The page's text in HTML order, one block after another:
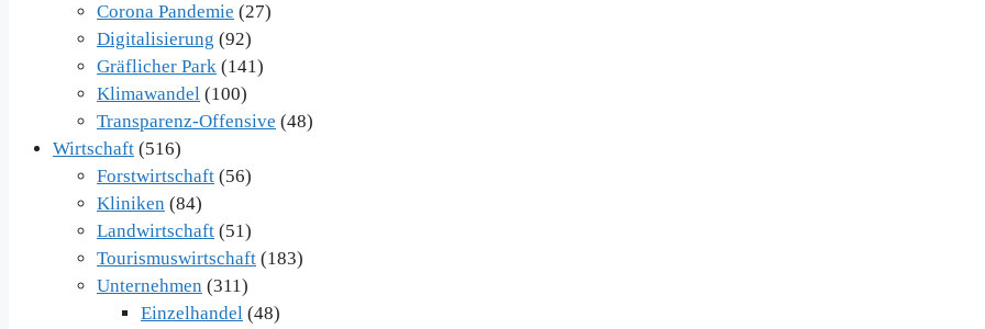
Corona Pandemie (27)
Digitalisierung (92)
Gräflicher Park (141)
Klimawandel (100)
Transparenz-Offensive (48)
Wirtschaft (516)
Forstwirtschaft (56)
Kliniken (84)
Landwirtschaft (51)
Tourismuswirtschaft (183)
Unternehmen (311)
Einzelhandel (48)